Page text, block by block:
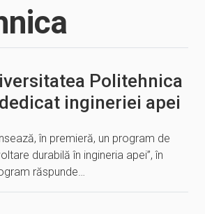
Politehnica
ingineriei apei
în premieră, un program de
durabilă în ingineria apei”, în
răspunde…